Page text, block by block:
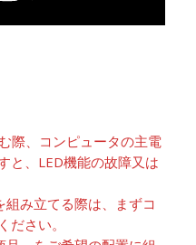
際、コンピュータの主電
と、LED機能の故障又は
組み立てる際は、まずコ
ださい。